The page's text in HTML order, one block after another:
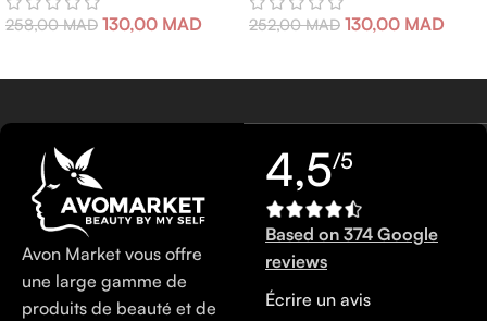
258,00MAD 130,00 MAD 252,00MAD 130,00 MAD
Avon Market vous offre
une large gamme de
produits de beauté et de
4,5/5
Based on 374 Google
reviews
Écrire un avis